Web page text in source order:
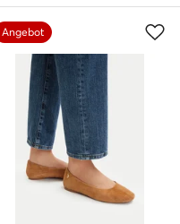
Angebot